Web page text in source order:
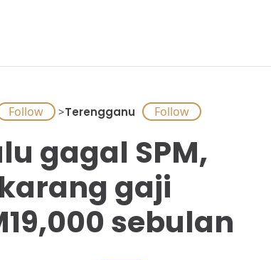
>Terengganu
gagal SPM,
gaji
sebulan